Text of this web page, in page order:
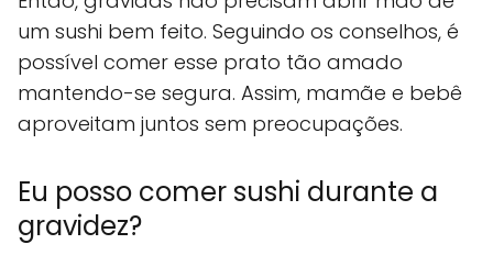
um sushi bem feito. Seguindo os conselhos, é
possível comer esse prato tão amado
mantendo-se segura. Assim, mamãe e bebê
aproveitam juntos sem preocupações.
Eu posso comer sushi durante a
gravidez?